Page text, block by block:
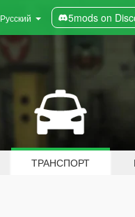
Русский 5mods on
ТРАНСПОРТ